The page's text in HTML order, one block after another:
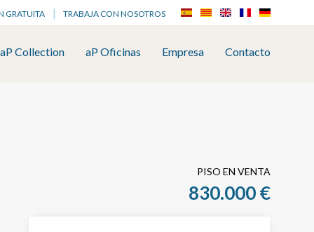
GRATUITA TRABAJA CON NOSOTROS
aP Collection aP Oficinas Empresa Contacto
PISO EN VENTA
830.000 €